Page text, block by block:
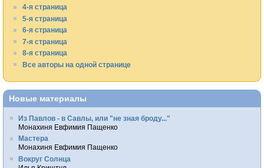
4-я страница
5-я страница
6-я страница
7-я страница
8-я страница
Все авторы на одной странице
Новые материалы
Из Павлов - в Савлы, или "не зная броду..."
Монахиня Евфимия Пащенко
Мастера
Монахиня Евфимия Пащенко
Вокруг Солнца